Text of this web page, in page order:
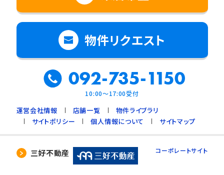
物件リクエスト
092-735-1150
10:00～17:00受付
運営会社情報 店舗一覧
物件ライブラリ
サイトポリシー
個人情報について サイトマップ
三好不動産 コーポレートサイト